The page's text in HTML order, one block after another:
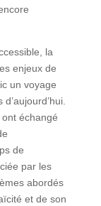
la
enjeux de
un voyage
échangé
de
par les
abordés
et de son